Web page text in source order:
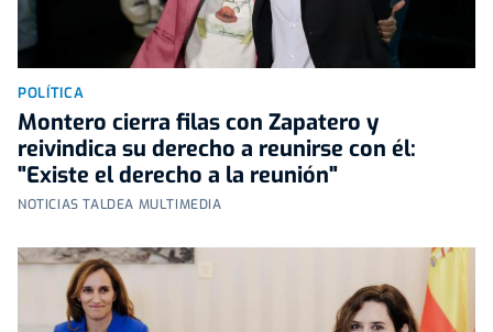
POLÍTICA
Montero cierra filas con Zapatero y
reivindica su derecho a reunirse con él:
"Existe el derecho a la reunión"
NOTICIAS TALDEA MULTIMEDIA